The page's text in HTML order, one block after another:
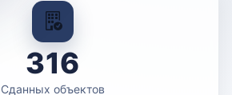
316
Сданных объектов